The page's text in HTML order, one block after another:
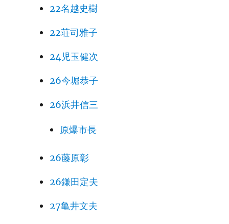
22名越史樹
22荘司雅子
24児玉健次
26今堀恭子
26浜井信三
原爆市長
26藤原彰
26鎌田定夫
27亀井文夫